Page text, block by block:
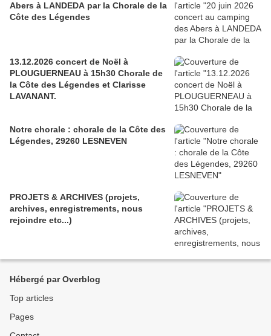
Abers à LANDEDA par la Chorale de la
Côte des Légendes
13.12.2026 concert de Noël à
PLOUGUERNEAU à 15h30 Chorale de
la Côte des Légendes et Clarisse
LAVANANT.
Notre chorale : chorale de la Côte des
Légendes, 29260 LESNEVEN
PROJETS & ARCHIVES (projets,
archives, enregistrements, nous
rejoindre etc...)
Hébergé par Overblog
Top articles
Pages